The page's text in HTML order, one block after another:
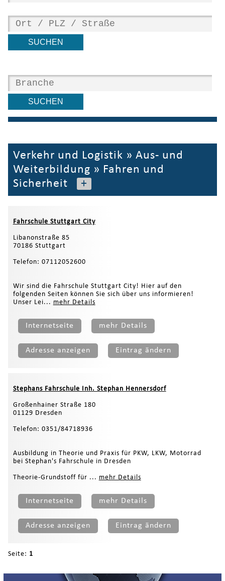
Verkehr und Logistik » Aus- und
Weiterbildung » Fahren und
Sicherheit
+
Fahrschule Stuttgart City
Libanonstraße 85
70186 Stuttgart
Telefon: 07112052600
Wir sind die Fahrschule Stuttgart City! Hier auf den
folgenden Seiten können Sie sich über uns informieren!
Unser Lei... mehr Details
Internetseite mehr Details
Adresse anzeigen Eintrag ändern
Stephans Fahrschule Inh. Stephan Hennersdorf
Großenhainer Straße 180
01129 Dresden
Telefon: 0351/84718936
Ausbildung in Theorie und Praxis für PKW, LKW, Motorrad
bei Stephan's Fahrschule in Dresden
Theorie-Grundstoff für ... mehr Details
Internetseite mehr Details
Adresse anzeigen Eintrag ändern
Seite: 1